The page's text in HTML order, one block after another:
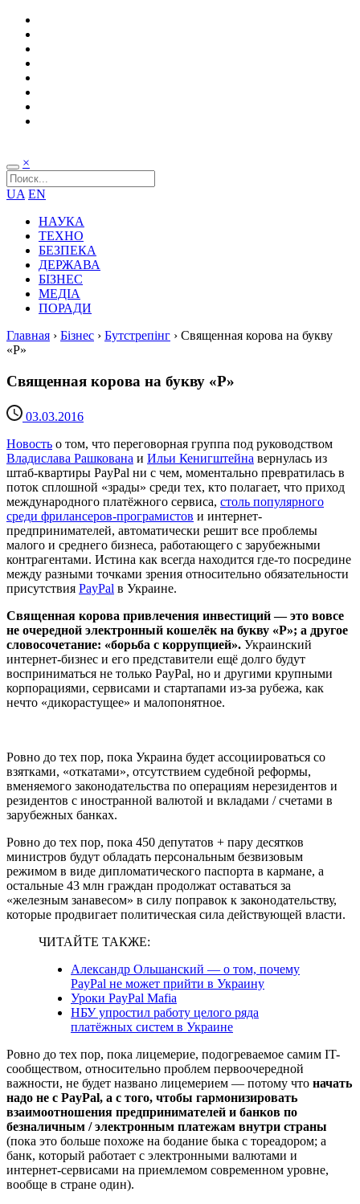
×
UA EN
НАУКА
ТЕХНО
БЕЗПЕКА
ДЕРЖАВА
БІЗНЕС
МЕДІА
ПОРАДИ
Главная › Бізнес › Бутстрепінг › Священная корова на букву
«P»
Священная корова на букву «P»
03.03.2016
Новость о том, что переговорная группа под руководством
Владислава Рашкована и Ильи Кенигштейна вернулась из
штаб-квартиры PayPal ни с чем, моментально превратилась в
поток сплошной «зрады» среди тех, кто полагает, что приход
международного платёжного сервиса, столь популярного
среди фрилансеров-програмистов и интернет-
предпринимателей, автоматически решит все проблемы
малого и среднего бизнеса, работающего с зарубежными
контрагентами. Истина как всегда находится где-то посредине
между разными точками зрения относительно обязательности
присутствия PayPal в Украине.
Священная корова привлечения инвестиций — это вовсе
не очередной электронный кошелёк на букву «Р»; а другое
словосочетание: «борьба с коррупцией». Украинский
интернет-бизнес и его представители ещё долго будут
восприниматься не только PayPal, но и другими крупными
корпорациями, сервисами и стартапами из-за рубежа, как
нечто «дикорастущее» и малопонятное.
Ровно до тех пор, пока Украина будет ассоциироваться со
взятками, «откатами», отсутствием судебной реформы,
вменяемого законодательства по операциям нерезидентов и
резидентов с иностранной валютой и вкладами / счетами в
зарубежных банках.
Ровно до тех пор, пока 450 депутатов + пару десятков
министров будут обладать персональным безвизовым
режимом в виде дипломатического паспорта в кармане, а
остальные 43 млн граждан продолжат оставаться за
«железным занавесом» в силу поправок к законодательству,
которые продвигает политическая сила действующей власти.
ЧИТАЙТЕ ТАКЖЕ:
Александр Ольшанский — о том, почему
PayPal не может прийти в Украину
Уроки PayPal Mafia
НБУ упростил работу целого ряда
платёжных систем в Украине
Ровно до тех пор, пока лицемерие, подогреваемое самим IT-
сообществом, относительно проблем первоочередной
важности, не будет названо лицемерием — потому что начать
надо не с PayPal, а с того, чтобы гармонизировать
взаимоотношения предпринимателей и банков по
безналичным / электронным платежам внутри страны
(пока это больше похоже на бодание быка с тореадором; а
банк, который работает с электронными валютами и
интернет-сервисами на приемлемом современном уровне,
вообще в стране один).